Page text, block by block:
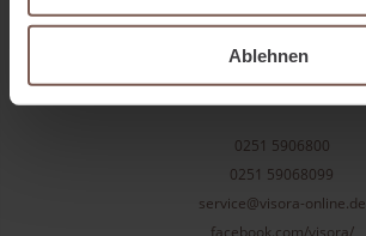
Ablehnen
visora GmbH & Co. KG
48163 Münster
0251 5906800
0251 59068099
service@visora-online.de